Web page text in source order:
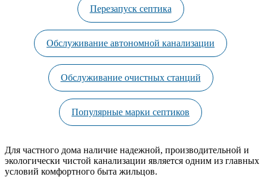
Перезапуск септика
Обслуживание автономной канализации
Обслуживание очистных станций
Популярные марки септиков
Для частного дома наличие надежной, производительной и
экологически чистой канализации является одним из главных
условий комфортного быта жильцов.